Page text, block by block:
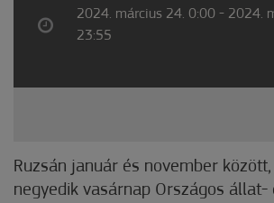
2024. március 24. 0:00 - 2024.
23:55
Ruzsán január és november
negyedik vasárnap Országos állat-